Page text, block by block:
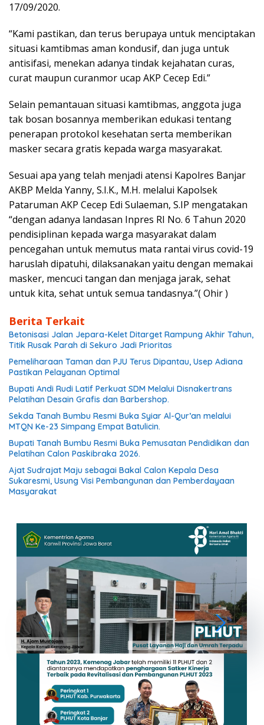
17/09/2020.
“Kami pastikan, dan terus berupaya untuk menciptakan
situasi kamtibmas aman kondusif, dan juga untuk
antisifasi, menekan adanya tindak kejahatan curas,
curat maupun curanmor ucap AKP Cecep Edi.”
Selain pemantauan situasi kamtibmas, anggota juga
tak bosan bosannya memberikan edukasi tentang
penerapan protokol kesehatan serta memberikan
masker secara gratis kepada warga masyarakat.
Sesuai apa yang telah menjadi atensi Kapolres Banjar
AKBP Melda Yanny, S.I.K., M.H. melalui Kapolsek
Pataruman AKP Cecep Edi Sulaeman, S.IP mengatakan
“dengan adanya landasan Inpres RI No. 6 Tahun 2020
pendisiplinan kepada warga masyarakat dalam
pencegahan untuk memutus mata rantai virus covid-19
haruslah dipatuhi, dilaksanakan yaitu dengan memakai
masker, mencuci tangan dan menjaga jarak, sehat
untuk kita, sehat untuk semua tandasnya.”( Ohir )
Berita Terkait
Betonisasi Jalan Jepara-Kelet Ditarget Rampung Akhir Tahun,
Titik Rusak Parah di Sekuro Jadi Prioritas
Pemeliharaan Taman dan PJU Terus Dipantau, Usep Adiana
Pastikan Pelayanan Optimal
Bupati Andi Rudi Latif Perkuat SDM Melalui Disnakertrans
Pelatihan Desain Grafis dan Barbershop.
Sekda Tanah Bumbu Resmi Buka Syiar Al-Qur’an melalui
MTQN Ke-23 Simpang Empat Batulicin.
Bupati Tanah Bumbu Resmi Buka Pemusatan Pendidikan dan
Pelatihan Calon Paskibraka 2026.
Ajat Sudrajat Maju sebagai Bakal Calon Kepala Desa
Sukaresmi, Usung Visi Pembangunan dan Pemberdayaan
Masyarakat